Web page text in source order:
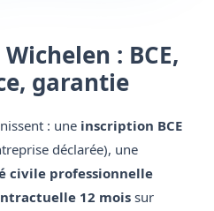
: BCE,
garantie
: une inscription BCE
déclarée), une
civile professionnelle
12 mois sur